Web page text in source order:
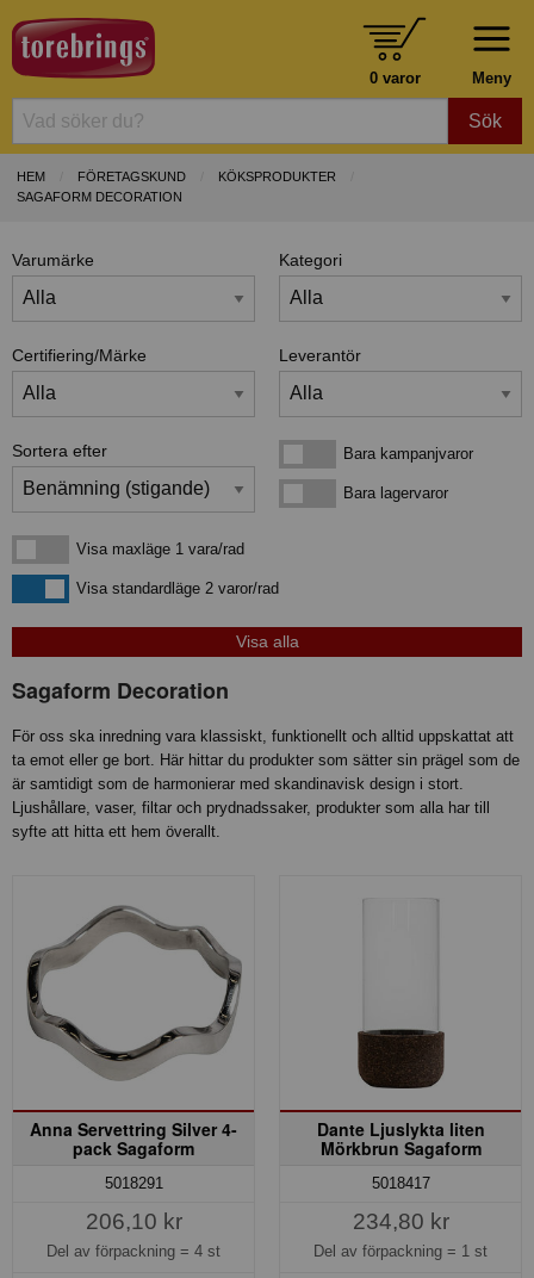
Meny
0 varor
Sök
HEM FÖRETAGSKUND
KÖKSPRODUKTER
SAGAFORM DECORATION
Varumärke Kategori
Certifiering/Märke Leverantör
Sortera efter Bara kampanjvarorBara kampanjvaror
Bara lagervarorBara lagervaror
Visa maxläge 1 vara/rad
Visa maxläge 1 vara/rad
Visa standardlägeVisa standardläge 2 varor/rad
Sagaform Decoration
För oss ska inredning vara klassiskt, funktionellt och alltid uppskattat att
ta emot eller ge bort. Här hittar du produkter som sätter sin prägel som de
är samtidigt som de harmonierar med skandinavisk design i stort.
Ljushållare, vaser, filtar och prydnadssaker, produkter som alla har till
syfte att hitta ett hem överallt.
Anna Servettring Silver 4-
pack Sagaform
5018291
206,10 kr
Del av förpackning = 4 st
Dante Ljuslykta liten
Mörkbrun Sagaform
5018417
234,80 kr
Del av förpackning = 1 st